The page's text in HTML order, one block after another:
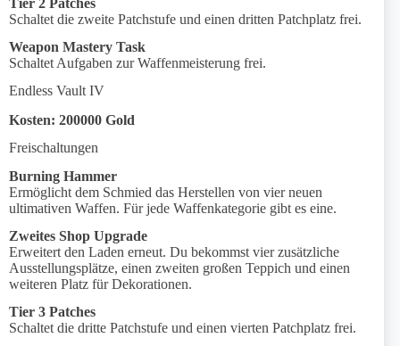
Tier 2 Patches
Schaltet die zweite Patchstufe und einen dritten Patchplatz frei.
Weapon Mastery Task
Schaltet Aufgaben zur Waffenmeisterung frei.
Endless Vault IV
Kosten: 200000 Gold
Freischaltungen
Burning Hammer
Ermöglicht dem Schmied das Herstellen von vier neuen
ultimativen Waffen. Für jede Waffenkategorie gibt es eine.
Zweites Shop Upgrade
Erweitert den Laden erneut. Du bekommst vier zusätzliche
Ausstellungsplätze, einen zweiten großen Teppich und einen
weiteren Platz für Dekorationen.
Tier 3 Patches
Schaltet die dritte Patchstufe und einen vierten Patchplatz frei.